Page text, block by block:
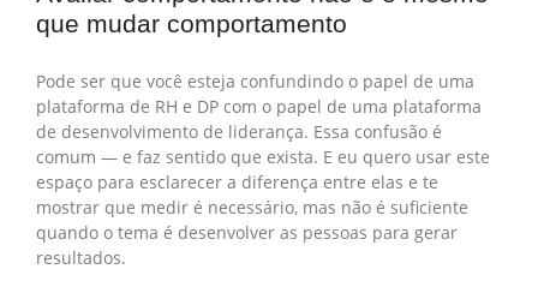
que mudar comportamento
Pode ser que você esteja confundindo o papel de uma
plataforma de RH e DP com o papel de uma plataforma
de desenvolvimento de liderança. Essa confusão é
comum — e faz sentido que exista. E eu quero usar este
espaço para esclarecer a diferença entre elas e te
mostrar que medir é necessário, mas não é suficiente
quando o tema é desenvolver as pessoas para gerar
resultados.